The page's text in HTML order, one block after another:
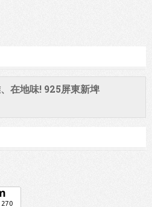
在地味! 925屏東新埤